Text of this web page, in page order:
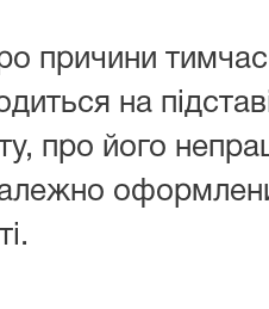
причини
на
про його